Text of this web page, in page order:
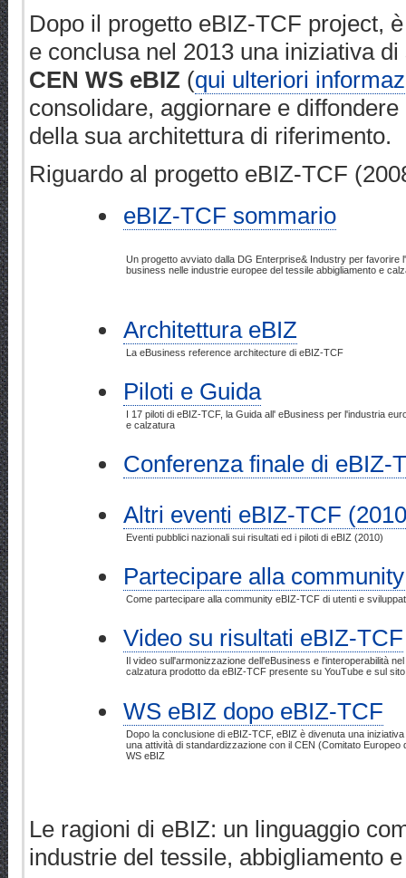
Dopo il progetto eBIZ-TCF project,
e conclusa nel 2013 una iniziativa
CEN WS eBIZ(qui ulteriori
consolidare, aggiornare e
della sua architettura di riferimento.
Riguardo al progetto eBIZ-TCF
eBIZ-TCF sommario
Un progetto avviato dalla DG Enterprise& Industry per favorire
business nelle industrie europee del tessile abbigliamento e
Architettura eBIZ
La eBusiness reference architecture di eBIZ-TCF
Piloti e Guida
I 17 piloti di eBIZ-TCF, la Guida all' eBusiness per l'industria
e calzatura
Conferenza finale di eBIZ-
Altri eventi eBIZ-TCF
Eventi pubblici nazionali sui risultati ed i piloti di eBIZ (2010)
Partecipare alla
Come partecipare alla community eBIZ-TCF di utenti e
Video su risultati eBIZ-TCF
Il video sull'armonizzazione dell'eBusiness e l'interoperabilità
calzatura prodotto da eBIZ-TCF presente su YouTube e sul
WS eBIZ dopo eBIZ-TCF
Dopo la conclusione di eBIZ-TCF, eBIZ è divenuta una
una attività di standardizzazione con il CEN (Comitato Europeo
WS eBIZ
Le ragioni di eBIZ: un linguaggio
industrie del tessile, abbigliamento